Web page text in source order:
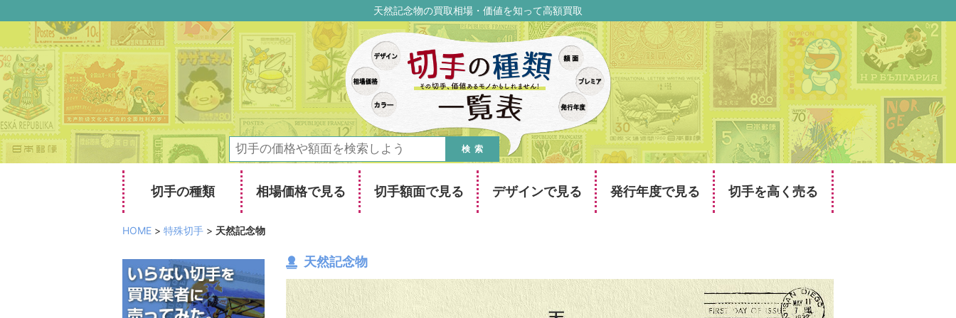
天然記念物の買取相場・価値を知って高額買取
検索
切手の種類 相場価格で見る 切手額面で見る デザインで見る 発行年度で見る 切手を高く売る
HOME > 特殊切手 > 天然記念物
天然記念物